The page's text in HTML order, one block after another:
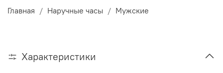
Главная Наручные часы Мужские
Характеристики